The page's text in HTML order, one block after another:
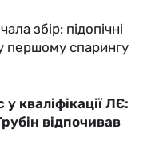
збір: підопічні
першому спарингу
кваліфікації ЛЄ:
відпочивав